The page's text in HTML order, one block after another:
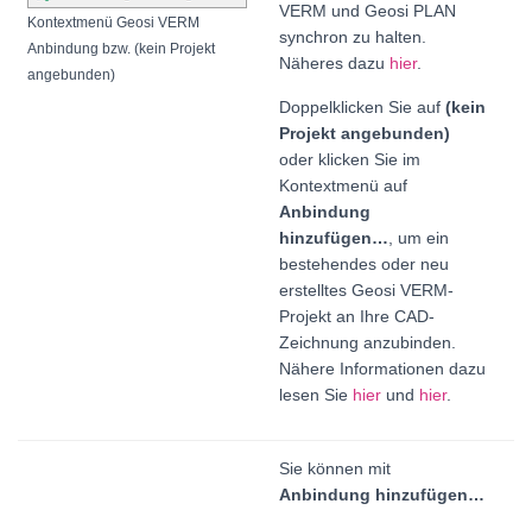
Kontextmenü Geosi VERM
Anbindung bzw. (kein Projekt
angebunden)
VERM und Geosi PLAN
synchron zu halten.
Näheres dazu hier.
Doppelklicken Sie auf (kein
Projekt angebunden)
oder klicken Sie im
Kontextmenü auf
Anbindung
hinzufügen… , um ein
bestehendes oder neu
erstelltes Geosi VERM-
Projekt an Ihre CAD-
Zeichnung anzubinden.
Nähere Informationen dazu
lesen Sie hier und hier.
Sie können mit
Anbindung hinzufügen…